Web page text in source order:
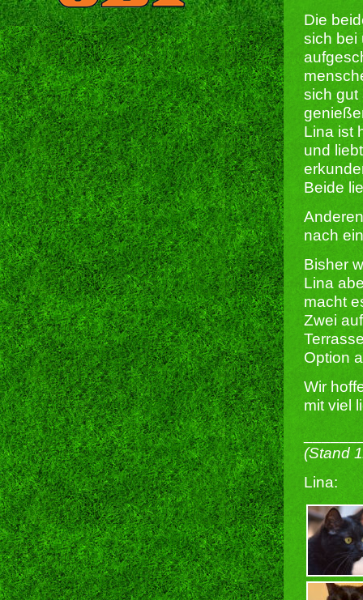
Die
sich bei
sich gut
Lina ist
und
Beide
nach
Bisher
Lina
macht
Zwei
Option
Wir
mit viel
(Stand
Lina: